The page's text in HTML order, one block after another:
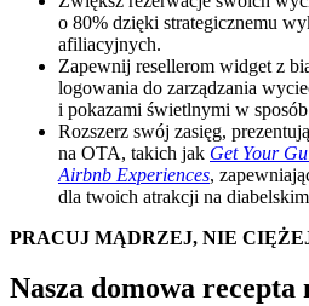
o 80% dzięki strategicznemu
afiliacyjnych.
Zapewnij resellerom widget z
logowania do zarządzania
i pokazami świetlnymi w sposób
Rozszerz swój zasięg,
na OTA, takich jak Get Your
Airbnb Experiences,
dla twoich atrakcji na diabelskim
PRACUJ MĄDRZEJ, NIE
Nasza domowa recepta